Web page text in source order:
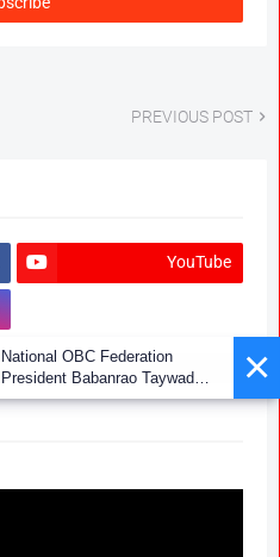
PREVIOUS POST
YouTube
×
National OBC Federation
President Babanrao Taywade
Claims Only 27 Kunbi